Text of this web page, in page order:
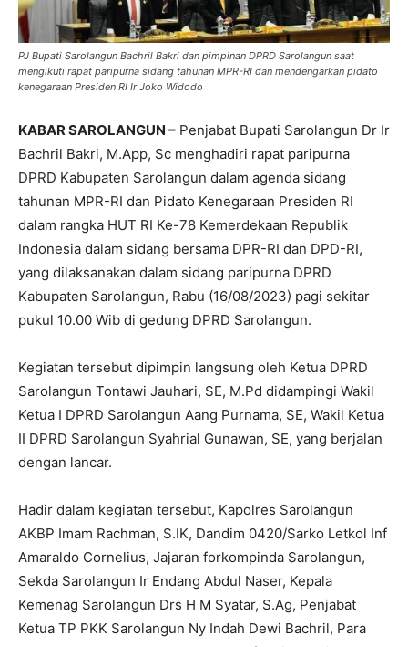
PJ Bupati Sarolangun Bachril Bakri dan pimpinan DPRD Sarolangun saat
mengikuti rapat paripurna sidang tahunan MPR-RI dan mendengarkan pidato
kenegaraan Presiden RI Ir Joko Widodo
KABAR SAROLANGUN – Penjabat Bupati Sarolangun Dr Ir
Bachril Bakri, M.App, Sc menghadiri rapat paripurna
DPRD Kabupaten Sarolangun dalam agenda sidang
tahunan MPR-RI dan Pidato Kenegaraan Presiden RI
dalam rangka HUT RI Ke-78 Kemerdekaan Republik
Indonesia dalam sidang bersama DPR-RI dan DPD-RI,
yang dilaksanakan dalam sidang paripurna DPRD
Kabupaten Sarolangun, Rabu (16/08/2023) pagi sekitar
pukul 10.00 Wib di gedung DPRD Sarolangun.
Kegiatan tersebut dipimpin langsung oleh Ketua DPRD
Sarolangun Tontawi Jauhari, SE, M.Pd didampingi Wakil
Ketua I DPRD Sarolangun Aang Purnama, SE, Wakil Ketua
II DPRD Sarolangun Syahrial Gunawan, SE, yang berjalan
dengan lancar.
Hadir dalam kegiatan tersebut, Kapolres Sarolangun
AKBP Imam Rachman, S.IK, Dandim 0420/Sarko Letkol Inf
Amaraldo Cornelius, Jajaran forkompinda Sarolangun,
Sekda Sarolangun Ir Endang Abdul Naser, Kepala
Kemenag Sarolangun Drs H M Syatar, S.Ag, Penjabat
Ketua TP PKK Sarolangun Ny Indah Dewi Bachril, Para